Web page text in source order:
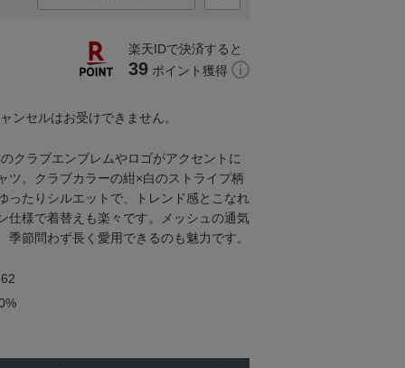
楽天IDで決済すると
39 ポイント獲得
ンセルはお受けできません。
クラブエンブレムやロゴがアクセントに
ツ。クラブカラーの紺×白のストライプ柄
ったりシルエットで、トレンド感とこなれ
仕様で着替えも楽々です。メッシュの通気
季節問わず長く愛用できるのも魅力です。